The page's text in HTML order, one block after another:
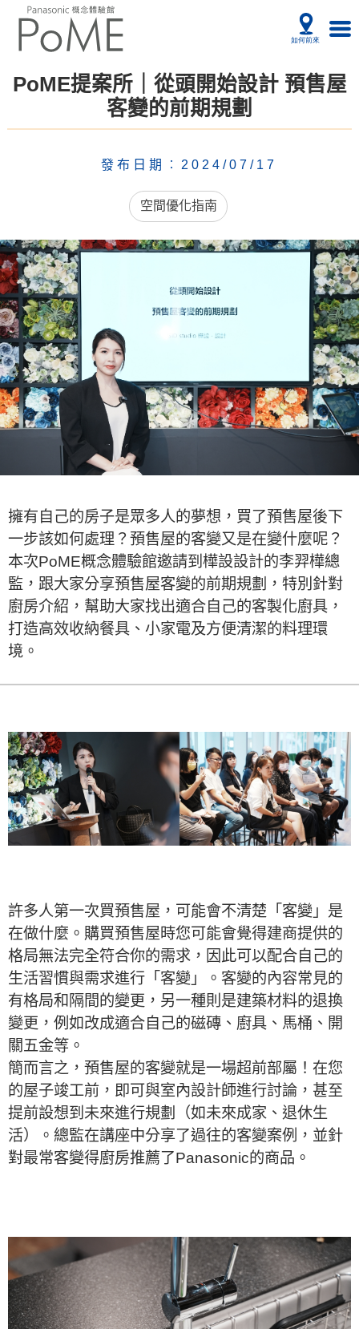
PoME提案所｜從頭開始設計 預售屋
客變的前期規劃
空間優化指南
發布日期︰2024/07/17
擁有自己的房子是眾多人的夢想，買了預售屋後下
一步該如何處理？預售屋的客變又是在變什麼呢？
本次PoME概念體驗館邀請到樺設設計的李羿樺總
監，跟大家分享預售屋客變的前期規劃，特別針對
廚房介紹，幫助大家找出適合自己的客製化廚具，
打造高效收納餐具、小家電及方便清潔的料理環
境。
許多人第一次買預售屋，可能會不清楚「客變」是
在做什麼。購買預售屋時您可能會覺得建商提供的
格局無法完全符合你的需求，因此可以配合自己的
生活習慣與需求進行「客變」。客變的內容常見的
有格局和隔間的變更，另一種則是建築材料的退換
變更，例如改成適合自己的磁磚、廚具、馬桶、開
關五金等。
簡而言之，預售屋的客變就是一場超前部屬！在您
的屋子竣工前，即可與室內設計師進行討論，甚至
提前設想到未來進行規劃（如未來成家、退休生
活）。總監在講座中分享了過往的客變案例，並針
對最常客變得廚房推薦了Panasonic的商品。